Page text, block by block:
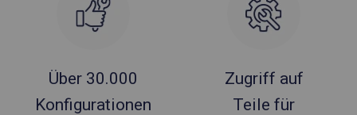
Über 30.000
Konfigurationen
Zugriff auf
Teile für